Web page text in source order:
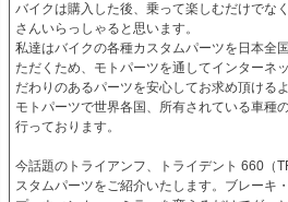
バイクは購入した後、乗って楽しむだけでな
さんいらっしゃると思います。
私達はバイクの各種カスタムパーツを日本全
ただくため、モトパーツを通してインターネ
だわりのあるパーツを安心してお求め頂ける
モトパーツで世界各国、所有されている車種
行っております。
今話題のトライアンフ、トライデント 660（
スタムパーツをご紹介いたします。ブレーキ